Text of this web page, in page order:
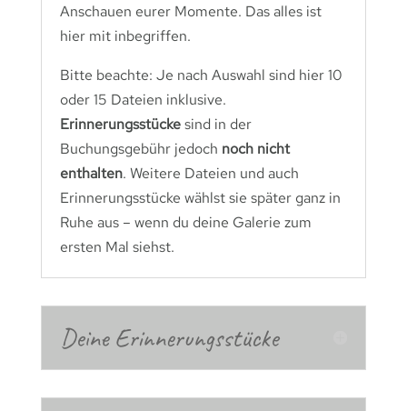
Anschauen eurer Momente. Das alles ist
hier mit inbegriffen.
Bitte beachte: Je nach Auswahl sind hier 10
oder 15 Dateien inklusive.
Erinnerungsstückesind in der
Buchungsgebühr jedoch noch nicht
enthalten. Weitere Dateien und auch
Erinnerungsstücke wählst sie später ganz in
Ruhe aus – wenn du deine Galerie zum
ersten Mal siehst.
Deine Erinnerungsstücke